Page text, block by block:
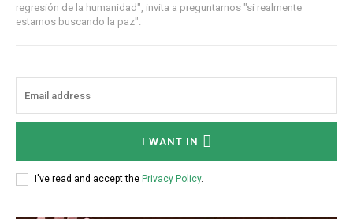
regresión de la humanidad", invita a preguntarnos "si realmente
estamos buscando la paz".
I WANT IN
I've read and accept the Privacy Policy.